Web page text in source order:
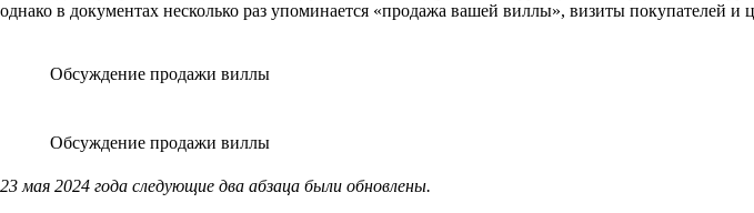
однако в документах несколько раз упоминается «продажа вашей виллы», визиты покупателей
Обсуждение продажи виллы
Обсуждение продажи виллы
23 мая 2024 года следующие два абзаца были обновлены.